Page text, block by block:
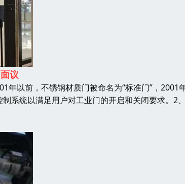
面议
年以前，不锈钢材质门被命名为“标准门”，2001
系统以满足用户对工业门的开启和关闭要求。2